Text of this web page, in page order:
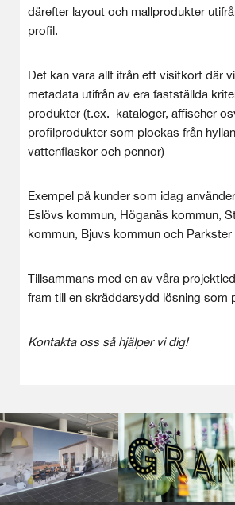
därefter layout och mallprodukter
profil.
Det kan vara allt ifrån ett visitkort där
metadata utifrån av era fastställda
produkter (t.ex. kataloger, affischer
profilprodukter som plockas från
vattenflaskor och pennor)
Exempel på kunder som idag
Eslövs kommun, Höganäs kommun,
kommun, Bjuvs kommun och Parkster
Tillsammans med en av våra
fram till en skräddarsydd lösning som
Kontakta oss så hjälper vi dig!